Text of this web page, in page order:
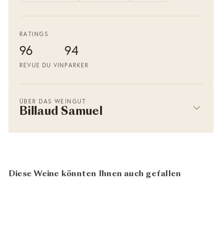
RATINGS
96
REVUE DU VIN
94
PARKER
ÜBER DAS WEINGUT
Billaud Samuel
Diese Weine könnten Ihnen auch gefallen